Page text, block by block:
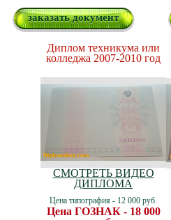
заказать документ
Диплом техникума или
колледжа 2007-2010 год
СМОТРЕТЬ ВИДЕО
ДИПЛОМА
Цена типография - 12 000 руб.
Цена ГОЗНАК - 18 000